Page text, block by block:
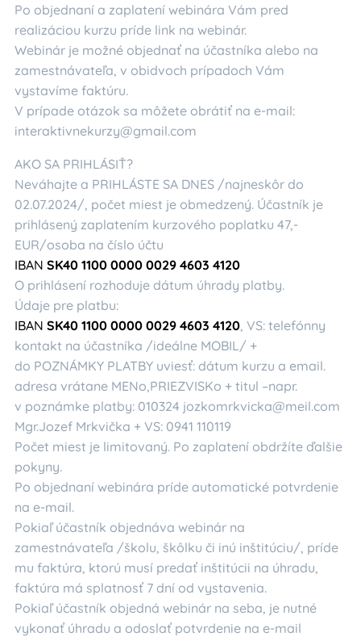
Po objednaní a zaplatení webinára Vám pred
realizáciou kurzu príde link na webinár.
Webinár je možné objednať na účastníka alebo na
zamestnávateľa, v obidvoch prípadoch Vám
vystavíme faktúru.
V prípade otázok sa môžete obrátiť na e-mail:
interaktivnekurzy@gmail.com
AKO SA PRIHLÁSIŤ?
Neváhajte a PRIHLÁSTE SA DNES /najneskôr do
02.07.2024/, počet miest je obmedzený. Účastník je
prihlásený zaplatením kurzového poplatku 47,-
EUR/osoba na číslo účtu
IBAN SK40 1100 0000 0029 4603 4120
O prihlásení rozhoduje dátum úhrady platby.
Údaje pre platbu:
IBAN SK40 1100 0000 0029 4603 4120 , VS: telefónny
kontakt na účastníka /ideálne MOBIL/ +
do POZNÁMKY PLATBY uviesť: dátum kurzu a email.
adresa vrátane MENo,PRIEZVISKo + titul –napr.
v poznámke platby: 010324 jozkomrkvicka@meil.com
Mgr.Jozef Mrkvička + VS: 0941 110119
Počet miest je limitovaný. Po zaplatení obdržíte ďalšie
pokyny.
Po objednaní webinára príde automatické potvrdenie
na e-mail.
Pokiaľ účastník objednáva webinár na
zamestnávateľa /školu, škôlku či inú inštitúciu/, príde
mu faktúra, ktorú musí predať inštitúcii na úhradu,
faktúra má splatnosť 7 dní od vystavenia.
Pokiaľ účastník objedná webinár na seba, je nutné
vykonať úhradu a odoslať potvrdenie na e-mail